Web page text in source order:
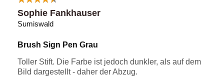
Sophie Fankhauser
Sumiswald
Brush Sign Pen Grau
Toller Stift. Die Farbe ist jedoch dunkler, als auf dem
Bild dargestellt - daher der Abzug.